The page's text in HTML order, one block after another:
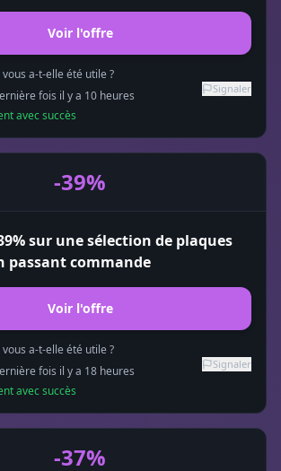
Voir l'offre
a-t-elle été utile ?
fois il y a 10 heures
avec succès
Signaler
-39%
sur une sélection de plaques
passant commande
Voir l'offre
a-t-elle été utile ?
fois il y a 18 heures
avec succès
Signaler
-37%